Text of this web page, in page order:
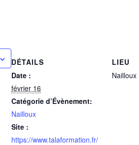
DÉTAILS
Date :
février 16
Catégorie d’Évènement:
Nailloux
Site :
https://www.talaformation.fr/
LIEU
Nailloux